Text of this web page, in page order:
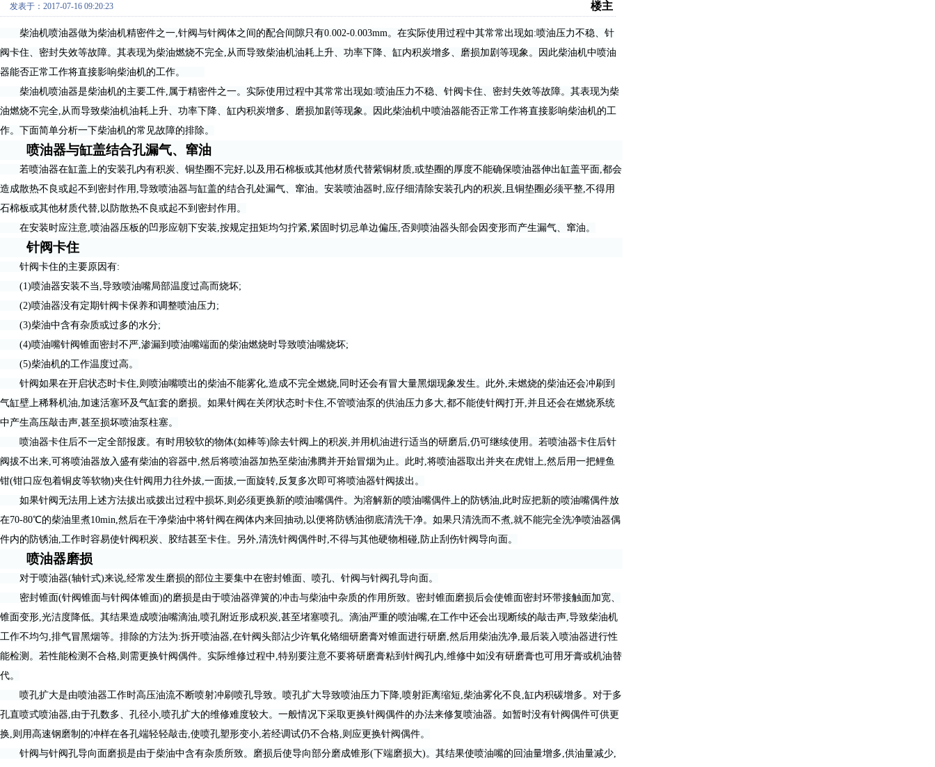
发表于：2017-07-16 09:20:23 楼主
柴油机喷油器做为柴油机精密件之一,针阀与针阀体之间的配合间隙只有0.002-0.003mm。在实际使用过程中其常常出现如:喷油压力不稳、针
阀卡住、密封失效等故障。其表现为柴油燃烧不完全,从而导致柴油机油耗上升、功率下降、缸内积炭增多、磨损加剧等现象。因此柴油机中喷油
器能否正常工作将直接影响柴油机的工作。
柴油机喷油器是柴油机的主要工件,属于精密件之一。实际使用过程中其常常出现如:喷油压力不稳、针阀卡住、密封失效等故障。其表现为柴
油燃烧不完全,从而导致柴油机油耗上升、功率下降、缸内积炭增多、磨损加剧等现象。因此柴油机中喷油器能否正常工作将直接影响柴油机的工
作。下面简单分析一下柴油机的常见故障的排除。
喷油器与缸盖结合孔漏气、窜油
若喷油器在缸盖上的安装孔内有积炭、铜垫圈不完好,以及用石棉板或其他材质代替紫铜材质,或垫圈的厚度不能确保喷油器伸出缸盖平面,都会
造成散热不良或起不到密封作用,导致喷油器与缸盖的结合孔处漏气、窜油。安装喷油器时,应仔细清除安装孔内的积炭,且铜垫圈必须平整,不得用
石棉板或其他材质代替,以防散热不良或起不到密封作用。
在安装时应注意,喷油器压板的凹形应朝下安装,按规定扭矩均匀拧紧,紧固时切忌单边偏压,否则喷油器头部会因变形而产生漏气、窜油。
针阀卡住
针阀卡住的主要原因有:
(1)喷油器安装不当,导致喷油嘴局部温度过高而烧坏;
(2)喷油器没有定期针阀卡保养和调整喷油压力;
(3)柴油中含有杂质或过多的水分;
(4)喷油嘴针阀锥面密封不严,渗漏到喷油嘴端面的柴油燃烧时导致喷油嘴烧坏;
(5)柴油机的工作温度过高。
针阀如果在开启状态时卡住,则喷油嘴喷出的柴油不能雾化,造成不完全燃烧,同时还会有冒大量黑烟现象发生。此外,未燃烧的柴油还会冲刷到
气缸壁上稀释机油,加速活塞环及气缸套的磨损。如果针阀在关闭状态时卡住,不管喷油泵的供油压力多大,都不能使针阀打开,并且还会在燃烧系统
中产生高压敲击声,甚至损坏喷油泵柱塞。
喷油器卡住后不一定全部报废。有时用较软的物体(如棒等)除去针阀上的积炭,并用机油进行适当的研磨后,仍可继续使用。若喷油器卡住后针
阀拔不出来,可将喷油器放入盛有柴油的容器中,然后将喷油器加热至柴油沸腾并开始冒烟为止。此时,将喷油器取出并夹在虎钳上,然后用一把鲤鱼
钳(钳口应包着铜皮等软物)夹住针阀用力往外拔,一面拔,一面旋转,反复多次即可将喷油器针阀拔出。
如果针阀无法用上述方法拔出或拨出过程中损坏,则必须更换新的喷油嘴偶件。为溶解新的喷油嘴偶件上的防锈油,此时应把新的喷油嘴偶件放
在70-80℃的柴油里煮10min,然后在干净柴油中将针阀在阀体内来回抽动,以便将防锈油彻底清洗干净。如果只清洗而不煮,就不能完全洗净喷油器偶
件内的防锈油,工作时容易使针阀积炭、胶结甚至卡住。另外,清洗针阀偶件时,不得与其他硬物相碰,防止刮伤针阀导向面。
喷油器磨损
对于喷油器(轴针式)来说,经常发生磨损的部位主要集中在密封锥面、喷孔、针阀与针阀孔导向面。
密封锥面(针阀锥面与针阀体锥面)的磨损是由于喷油器弹簧的冲击与柴油中杂质的作用所致。密封锥面磨损后会使锥面密封环带接触面加宽、
锥面变形,光洁度降低。其结果造成喷油嘴滴油,喷孔附近形成积炭,甚至堵塞喷孔。滴油严重的喷油嘴,在工作中还会出现断续的敲击声,导致柴油机
工作不均匀,排气冒黑烟等。排除的方法为:拆开喷油器,在针阀头部沾少许氧化铬细研磨膏对锥面进行研磨,然后用柴油洗净,最后装入喷油器进行性
能检测。若性能检测不合格,则需更换针阀偶件。实际维修过程中,特别要注意不要将研磨膏粘到针阀孔内,维修中如没有研磨膏也可用牙膏或机油替
代。
喷孔扩大是由喷油器工作时高压油流不断喷射冲刷喷孔导致。喷孔扩大导致喷油压力下降,喷射距离缩短,柴油雾化不良,缸内积碳增多。对于多
孔直喷式喷油器,由于孔数多、孔径小,喷孔扩大的维修难度较大。一般情况下采取更换针阀偶件的办法来修复喷油器。如暂时没有针阀偶件可供更
换,则用高速钢磨制的冲样在各孔端轻轻敲击,使喷孔塑形变小,若经调试仍不合格,则应更换针阀偶件。
针阀与针阀孔导向面磨损是由于柴油中含有杂质所致。磨损后使导向部分磨成锥形(下端磨损大)。其结果使喷油嘴的回油量增多,供油量减少,